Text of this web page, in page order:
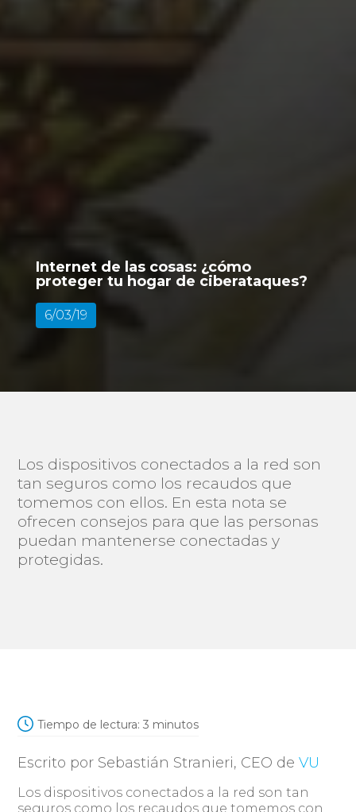
Internet de las cosas: ¿cómo
proteger tu hogar de ciberataques?
6/03/19
Los dispositivos conectados a la red son
tan seguros como los recaudos que
tomemos con ellos. En esta nota se
ofrecen consejos para que las personas
puedan mantenerse conectadas y
protegidas.
Tiempo de lectura: 3 minutos
Escrito por Sebastián Stranieri, CEO deVU
Los dispositivos conectados a la red son tan
seguros como los recaudos que tomemos con